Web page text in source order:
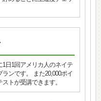
日1回アメリカ人のネイテ
ンです。 また20,000ポイ
トが受講できます。